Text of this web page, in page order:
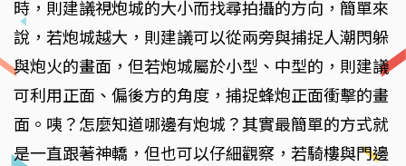
時，則建議視炮城的大小而找尋拍攝的方向，簡單來
說，若炮城越大，則建議可以從兩旁與捕捉人潮閃躲
與炮火的畫面，但若炮城屬於小型、中型的，則建議
可利用正面、偏後方的角度，捕捉蜂炮正面衝擊的畫
面。咦？怎麼知道哪邊有炮城？其實最簡單的方式就
是一直跟著神轎，但也可以仔細觀察，若騎樓與門邊